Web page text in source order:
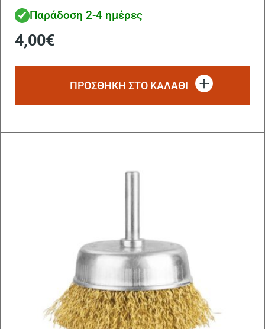
Παράδοση 2-4 ημέρες
4,00€
ΠΡΟΣΘΗΚΗ ΣΤΟ ΚΑΛΑΘΙ